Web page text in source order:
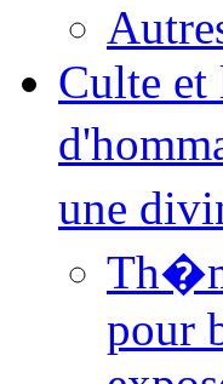
Culte
une
pour